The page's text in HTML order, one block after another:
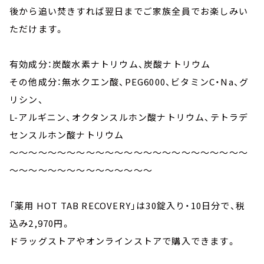
後から追い焚きすれば翌日までご家族全員でお楽しみい
ただけます。
有効成分：炭酸水素ナトリウム、炭酸ナトリウム
その他成分：無水クエン酸、PEG6000、ビタミンC・Na、グ
リシン、
L-アルギニン、オクタンスルホン酸ナトリウム、テトラデ
センスルホン酸ナトリウム
～～～～～～～～～～～～～～～～～～～～～～～～～
～～～～～～～～～～～～～～～
「薬用 HOT TAB RECOVERY」は30錠入り・10日分で、税
込み2,970円。
ドラッグストアやオンラインストアで購入できます。